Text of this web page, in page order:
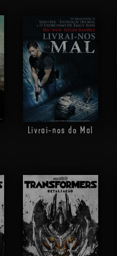
Livrai-nos do Mal